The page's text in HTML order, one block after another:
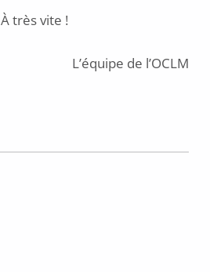
À très vite !
L’équipe de l’OCLM